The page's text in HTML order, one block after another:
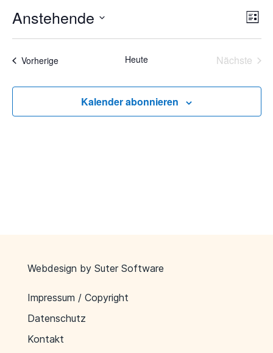
Liste
Anstehende
Datum
wählen.
VorherigeVeranstaltungen Heute
Nächste
Kalender abonnieren
Webdesign by Suter Software
Impressum / Copyright
Datenschutz
Kontakt